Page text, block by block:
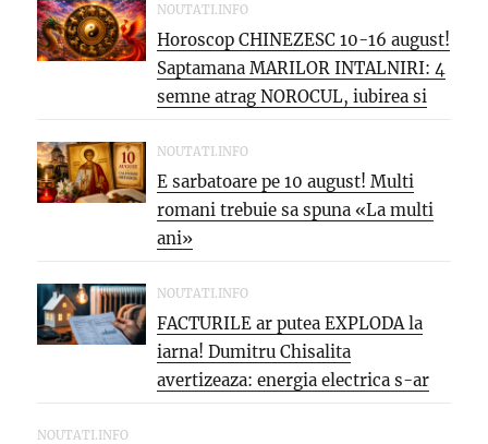
NOUTATI.INFO
Horoscop CHINEZESC 10-16 august!
Saptamana MARILOR INTALNIRI: 4
semne atrag NOROCUL, iubirea si
oportunitatea care...
NOUTATI.INFO
E sarbatoare pe 10 august! Multi
romani trebuie sa spuna «La multi
ani»
NOUTATI.INFO
FACTURILE ar putea EXPLODA la
iarna! Dumitru Chisalita
avertizeaza: energia electrica s-ar
putea SCUMPI cu...
NOUTATI.INFO